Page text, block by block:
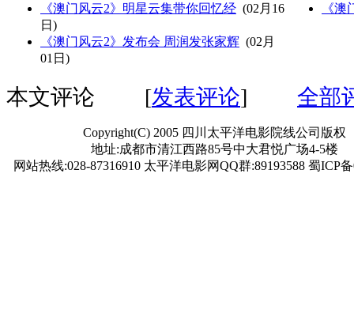
《澳门风云2》明星云集带你回忆经 (02月16
日)
《澳门风云2》发布会 周润发张家辉 (02月
01日)
《
本文评论 [发表评论] 全部
Copyright(C) 2005 四川太平洋电影院线公司版权
地址:成都市清江西路85号中大君悦广场4-5楼
网站热线:028-87316910 太平洋电影网QQ群:89193588 蜀ICP